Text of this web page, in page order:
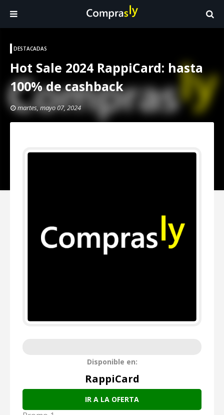
DESTACADAS
Hot Sale 2024 RappiCard: hasta
100% de cashback
martes, mayo 07, 2024
Disponible en:
RappiCard
IR A LA OFERTA